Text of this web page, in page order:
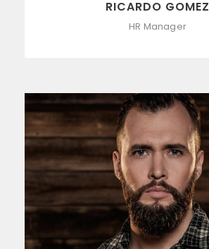
RICARDO GOMEZ
HR Manager